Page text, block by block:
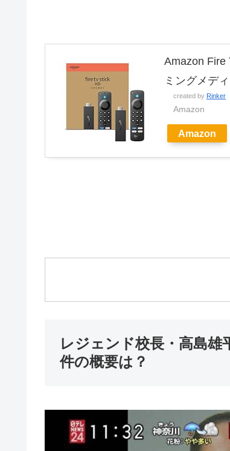
Amazon Fire
ミングメデ
created by Rinker
Amazon
Amazon
レジェンド校長・高島雄
件の概要は？